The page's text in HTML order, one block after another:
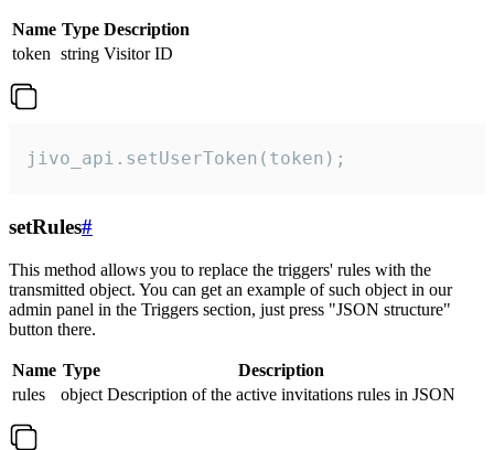
Name Type Description
token string Visitor ID
jivo_api.setUserToken(token);
setRules#
This method allows you to replace the triggers' rules with the
transmitted object. You can get an example of such object in our
admin panel in the Triggers section, just press "JSON structure"
button there.
Name Type
Description
rules
object Description of the active invitations rules in JSON